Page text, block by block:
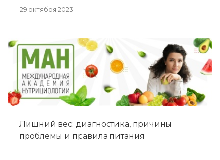
29 октября 2023
Лишний вес: диагностика, причины
проблемы и правила питания